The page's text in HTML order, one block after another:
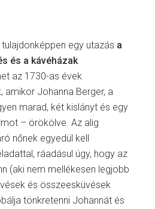
egy utazás a
és a kávéházak
az 1730-as évek
amikor Johanna Berger, a
marad, két kislányt és egy
– örökölve. Az alig
nőnek egyedül kell
ráadásul úgy, hogy az
(aki nem mellékesen legjobb
és összeesküvések
tönkretenni Johannát és